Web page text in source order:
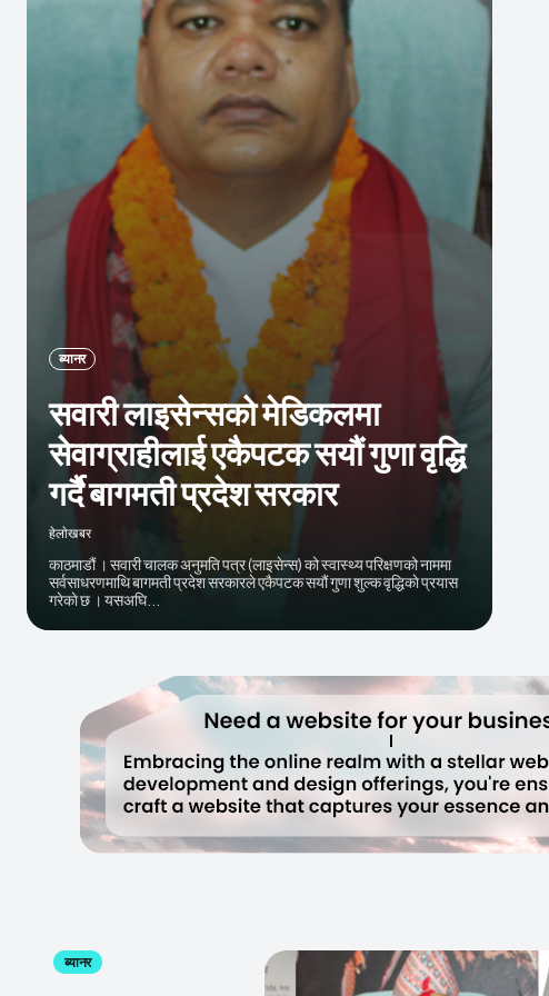
ब्यानर
सवारी लाइसेन्सको मेडिकलमा
सेवाग्राहीलाई एकैपटक सयौं गुणा वृद्धि
गर्दै बागमती प्रदेश सरकार
हेलाेखबर
काठमाडौं । सवारी चालक अनुमति पत्र (लाइसेन्स) को स्वास्थ्य परिक्षणको नाममा
सर्वसाधरणमाथि बागमती प्रदेश सरकारले एकैपटक सयौं गुणा शुल्क वृद्धिकाे प्रयास
गरेकाे छ । यसअघि...
ब्यानर